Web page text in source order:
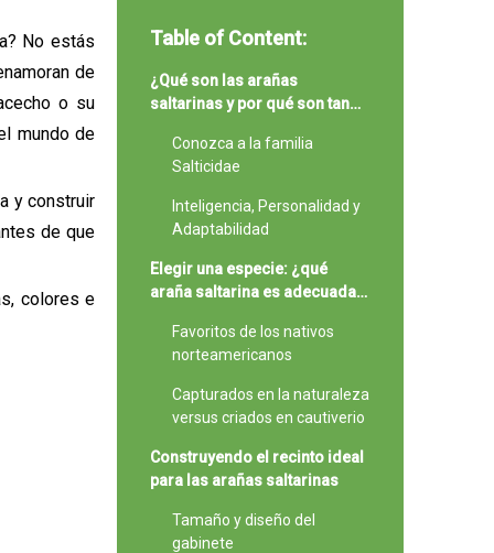
No estás
de
o su
mundo de
y construir
de que
colores e
Table of Content:
¿Qué son las arañas
saltarinas y por qué son tan
Conozca a la familia
Salticidae
Inteligencia, Personalidad y
Adaptabilidad
Elegir una especie: ¿qué
araña saltarina es adecuada
Favoritos de los nativos
norteamericanos
Capturados en la naturaleza
versus criados en cautiverio
Construyendo el recinto ideal
para las arañas saltarinas
Tamaño y diseño del
gabinete